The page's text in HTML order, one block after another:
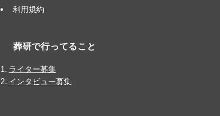
利用規約
葬研で行ってること
ライター募集
インタビュー募集